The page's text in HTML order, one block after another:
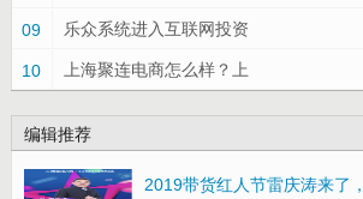
09 乐众系统进入互联网投资
10 上海聚连电商怎么样？上
编辑推荐
2019带货红人节雷庆涛来了